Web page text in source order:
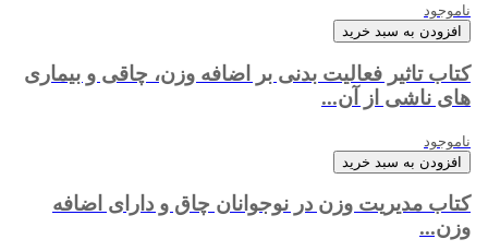
ناموجود
افزودن به سبد خرید
کتاب تاثیر فعالیت بدنی بر اضافه وزن، چاقی و بیماری
های ناشی از آن...
ناموجود
افزودن به سبد خرید
کتاب مدیریت وزن در نوجوانان چاق و دارای اضافه
وزن...